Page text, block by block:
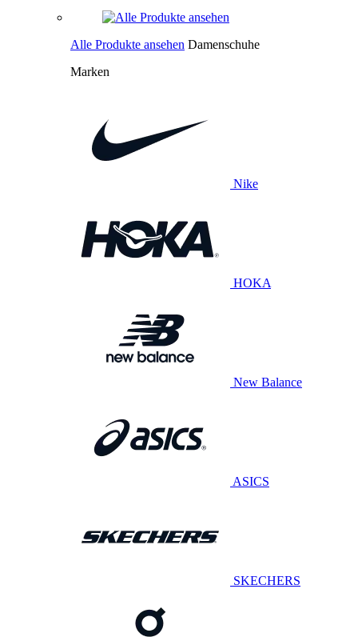
Alle Produkte ansehen Damenschuhe
Marken
Nike
HOKA
New Balance
ASICS
SKECHERS